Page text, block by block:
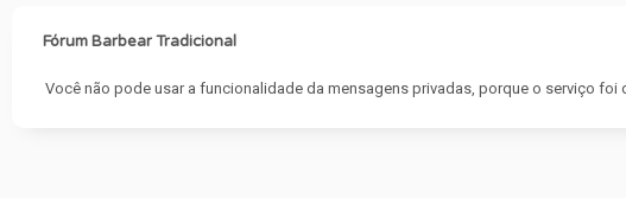
Fórum Barbear Tradicional
Você não pode usar a funcionalidade da mensagens privadas, porque o serviço